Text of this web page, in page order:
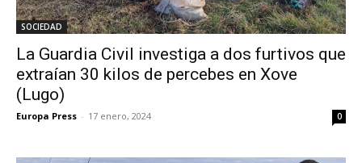
SOCIEDAD
La Guardia Civil investiga a dos furtivos que
extraían 30 kilos de percebes en Xove
(Lugo)
Europa Press - 17 enero, 2024 0